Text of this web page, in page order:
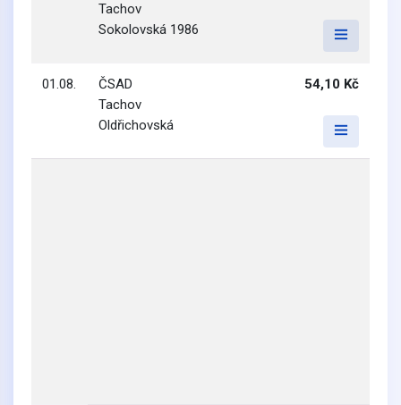
Tachov
Sokolovská 1986
01.08.
ČSAD
Tachov
Oldřichovská
54,10 Kč